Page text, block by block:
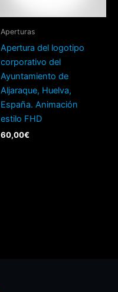
Aperturas
Apertura del logotipo
corporativo del
Ayuntamiento de
Aljaraque, Huelva,
España. Animación
estilo FHD
60,00€